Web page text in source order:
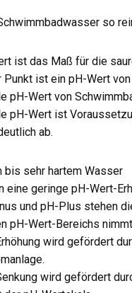
so
ist das Maß für die
Punkt ist ein pH-Wert von
pH-Wert von
pH-Wert ist
ab.
bis sehr hartem Wasser
eine geringe pH-Wert-
und pH-Plus stehen
pH-Wert-Bereichs
wird gefördert
wird gefördert